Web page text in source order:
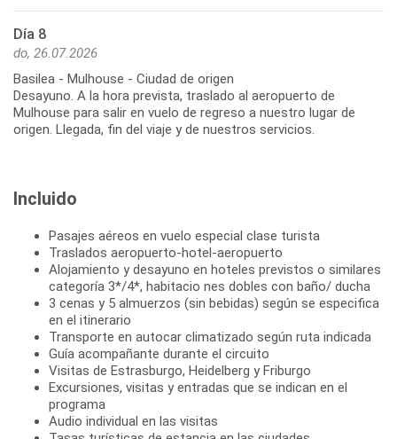
Día 8
do, 26.07.2026
Basilea - Mulhouse - Ciudad de origen
Desayuno. A la hora prevista, traslado al aeropuerto de
Mulhouse para salir en vuelo de regreso a nuestro lugar de
Incluido
Pasajes aéreos en vuelo especial clase turista
Traslados aeropuerto-hotel-aeropuerto
Alojamiento y desayuno en hoteles previstos o similares
categoría 3*/4*, habitacio nes dobles con baño/ ducha
3 cenas y 5 almuerzos (sin bebidas) según se especifica
en el itinerario
Transporte en autocar climatizado según ruta indicada
Guía acompañante durante el circuito
Visitas de Estrasburgo, Heidelberg y Friburgo
Excursiones, visitas y entradas que se indican en el
programa
Audio individual en las visitas